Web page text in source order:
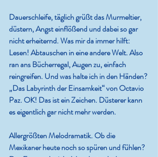
Dauerschleife, täglich grüßt das Murmeltier,
düstern, Angst einflößend und dabei so gar
nicht erheiternd. Was mir da immer hilft:
Lesen! Abtauschen in eine andere Welt. Also
ran ans Bücherregal, Augen zu, einfach
reingreifen. Und was halte ich in den Händen?
„Das Labyrinth der Einsamkeit“ von Octavio
Paz. OK! Das ist ein Zeichen. Düsterer kann
es eigentlich gar nicht mehr werden.
Allergrößten Melodramatik. Ob die
Mexikaner heute noch so spüren und fühlen?